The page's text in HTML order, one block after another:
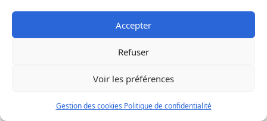
Accepter
Refuser
Voir les préférences
Gestion des cookies Politique de confidentialité